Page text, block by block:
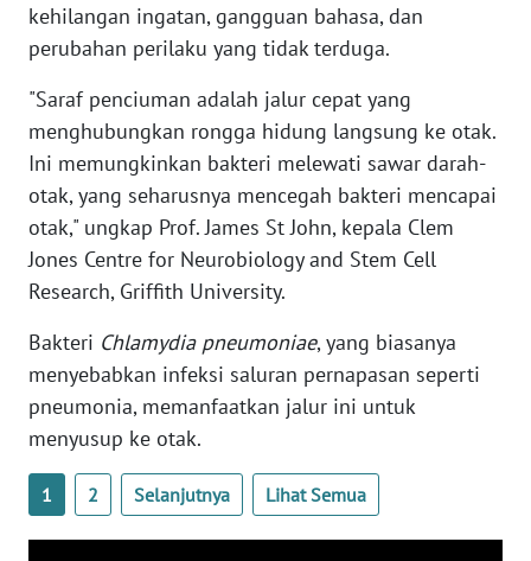
kehilangan ingatan, gangguan bahasa, dan
perubahan perilaku yang tidak terduga.
"Saraf penciuman adalah jalur cepat yang
menghubungkan rongga hidung langsung ke otak.
Ini memungkinkan bakteri melewati sawar darah-
otak, yang seharusnya mencegah bakteri mencapai
otak," ungkap Prof. James St John, kepala Clem
Jones Centre for Neurobiology and Stem Cell
Research, Griffith University.
Bakteri Chlamydia pneumoniae, yang biasanya
menyebabkan infeksi saluran pernapasan seperti
pneumonia, memanfaatkan jalur ini untuk
menyusup ke otak.
1 2 Selanjutnya Lihat Semua
WN
WN
NTT
WN
KEPRI
PAPUA
WN
BARAT
WN
RIAU